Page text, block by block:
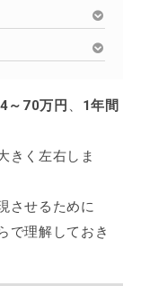
～70万円 、 1年間
きく左右しま
させるために
で理解しておき